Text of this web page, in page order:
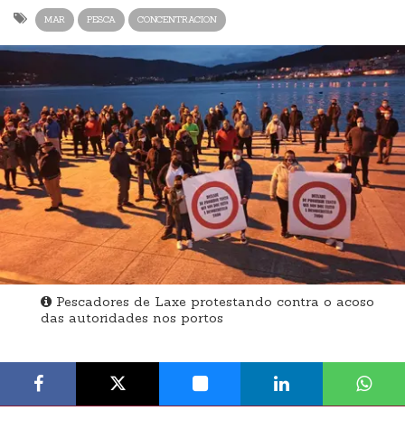
MAR PESCA CONCENTRACION
Pescadores de Laxe protestando contra o acoso
das autoridades nos portos